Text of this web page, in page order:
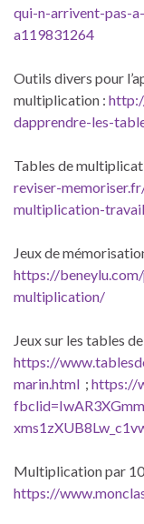
qui-n-arrivent-pas-
a119831264
Outils divers pour
multiplication :
dapprendre-les-
Tables de
reviser-
multiplication-
Jeux de
https://
multiplication/
Jeux sur les tables
https://
marin.html ; https://
Multiplication par
https://